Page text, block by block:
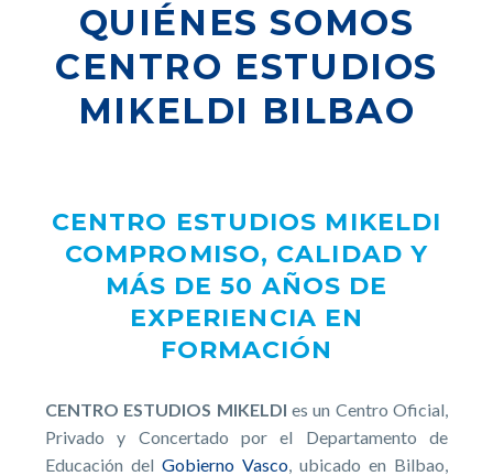
QUIÉNES SOMOS
CENTRO ESTUDIOS
MIKELDI BILBAO
CENTRO ESTUDIOS MIKELDI
COMPROMISO, CALIDAD Y
MÁS DE 50 AÑOS DE
EXPERIENCIA EN
FORMACIÓN
CENTRO ESTUDIOS MIKELDI es un Centro Oficial,
Privado y Concertado por el Departamento de
Educación del Gobierno Vasco , ubicado en Bilbao,